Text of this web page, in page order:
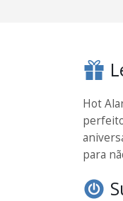
Hot
para